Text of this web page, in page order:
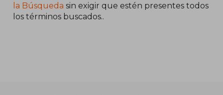
la Búsqueda sin exigir que estén presentes todos
los términos buscados..